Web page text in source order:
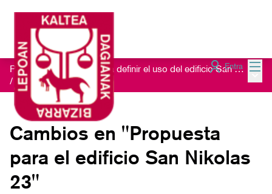
Entra
Proceso de escucha para definir el uso del edificio San Nikolas 23
/ Ideas recibidas
Cambios en "Propuesta
para el edificio San Nikolas
23"